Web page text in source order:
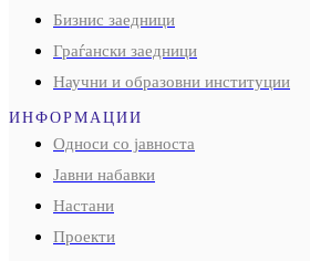
Бизнис заедници
Граѓански заедници
Научни и образовни институции
ИНФОРМАЦИИ
Односи со јавноста
Јавни набавки
Настани
Проекти